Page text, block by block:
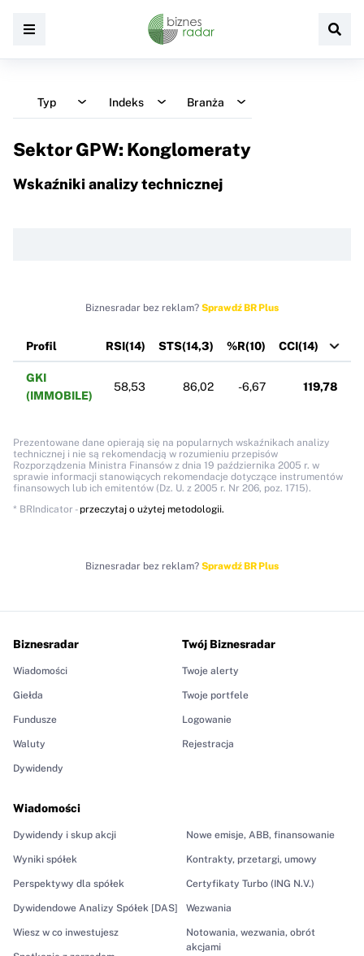
Typ Indeks Branża
Sektor GPW: Konglomeraty
Wskaźniki analizy technicznej
Biznesradar bez reklam? Sprawdź BR Plus
Profil RSI(14) STS(14,3) %R(10) CCI(14)
GKI
(IMMOBILE)
58,53 86,02 -6,67 119,78
Prezentowane dane opierają się na popularnych wskaźnikach analizy
technicznej i nie są rekomendacją w rozumieniu przepisów
Rozporządzenia Ministra Finansów z dnia 19 października 2005 r. w
sprawie informacji stanowiących rekomendacje dotyczące instrumentów
finansowych lub ich emitentów (Dz. U. z 2005 r. Nr 206, poz. 1715).
* BRIndicator - przeczytaj o użytej metodologii.
Biznesradar bez reklam? Sprawdź BR Plus
Biznesradar
Wiadomości
Giełda
Fundusze
Waluty
Dywidendy
Wiadomości
Dywidendy i skup akcji
Wyniki spółek
Perspektywy dla spółek
Dywidendowe Analizy Spółek [DAS]
Wiesz w co inwestujesz
Nowe emisje, ABB, finansowanie
Kontrakty, przetargi, umowy
Certyfikaty Turbo (ING N.V.)
Wezwania
Notowania, wezwania, obrót
akcjami
Twój Biznesradar
Twoje alerty
Twoje portfele
Logowanie
Rejestracja